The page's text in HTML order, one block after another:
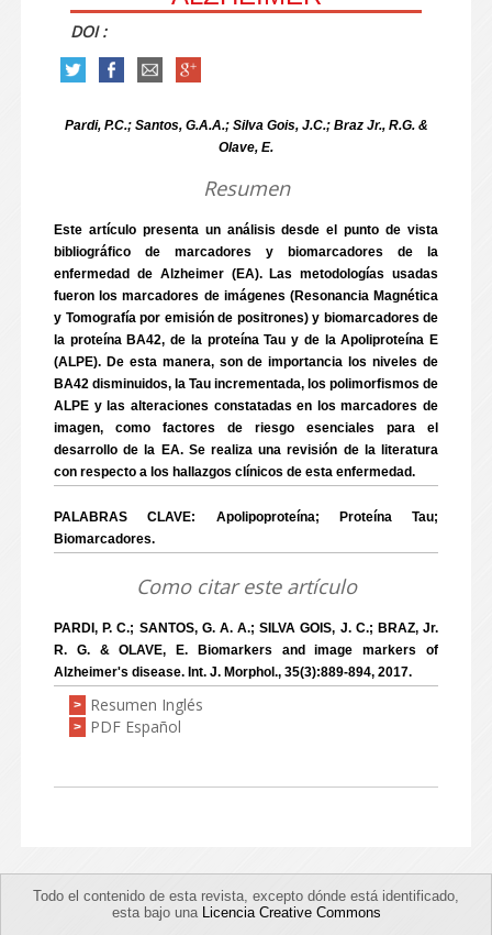
DOI :
Pardi, P.C.; Santos, G.A.A.; Silva Gois, J.C.; Braz Jr., R.G. &
Olave, E.
Resumen
Este artículo presenta un análisis desde el punto de vista
bibliográfico de marcadores y biomarcadores de la
enfermedad de Alzheimer (EA). Las metodologías usadas
fueron los marcadores de imágenes (Resonancia Magnética
y Tomografía por emisión de positrones) y biomarcadores de
la proteína BA42, de la proteína Tau y de la Apoliproteína E
(ALPE). De esta manera, son de importancia los niveles de
BA42 disminuidos, la Tau incrementada, los polimorfismos de
ALPE y las alteraciones constatadas en los marcadores de
imagen, como factores de riesgo esenciales para el
desarrollo de la EA. Se realiza una revisión de la literatura
con respecto a los hallazgos clínicos de esta enfermedad.
PALABRAS CLAVE: Apolipoproteína; Proteína Tau;
Biomarcadores.
Como citar este artículo
PARDI, P. C.; SANTOS, G. A. A.; SILVA GOIS, J. C.; BRAZ, Jr.
R. G. & OLAVE, E. Biomarkers and image markers of
Alzheimer's disease. Int. J. Morphol., 35(3):889-894, 2017.
> Resumen Inglés
> PDF Español
Todo el contenido de esta revista, excepto dónde está identificado,
esta bajo una Licencia Creative Commons